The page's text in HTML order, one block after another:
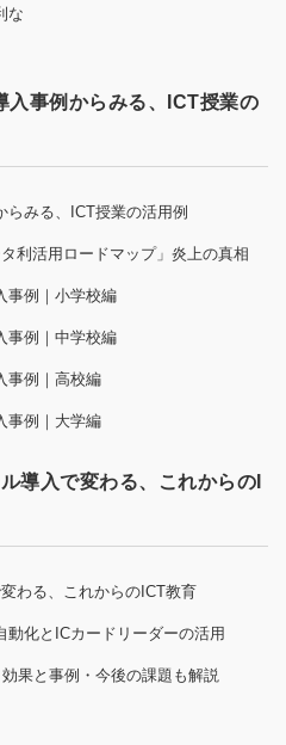
な
入事例からみる、ICT授業の
みる、ICT授業の活用例
利活用ロードマップ」炎上の真相
事例｜小学校編
事例｜中学校編
事例｜高校編
事例｜大学編
導入で変わる、これからのI
わる、これからのICT教育
化とICカードリーダーの活用
果と事例・今後の課題も解説